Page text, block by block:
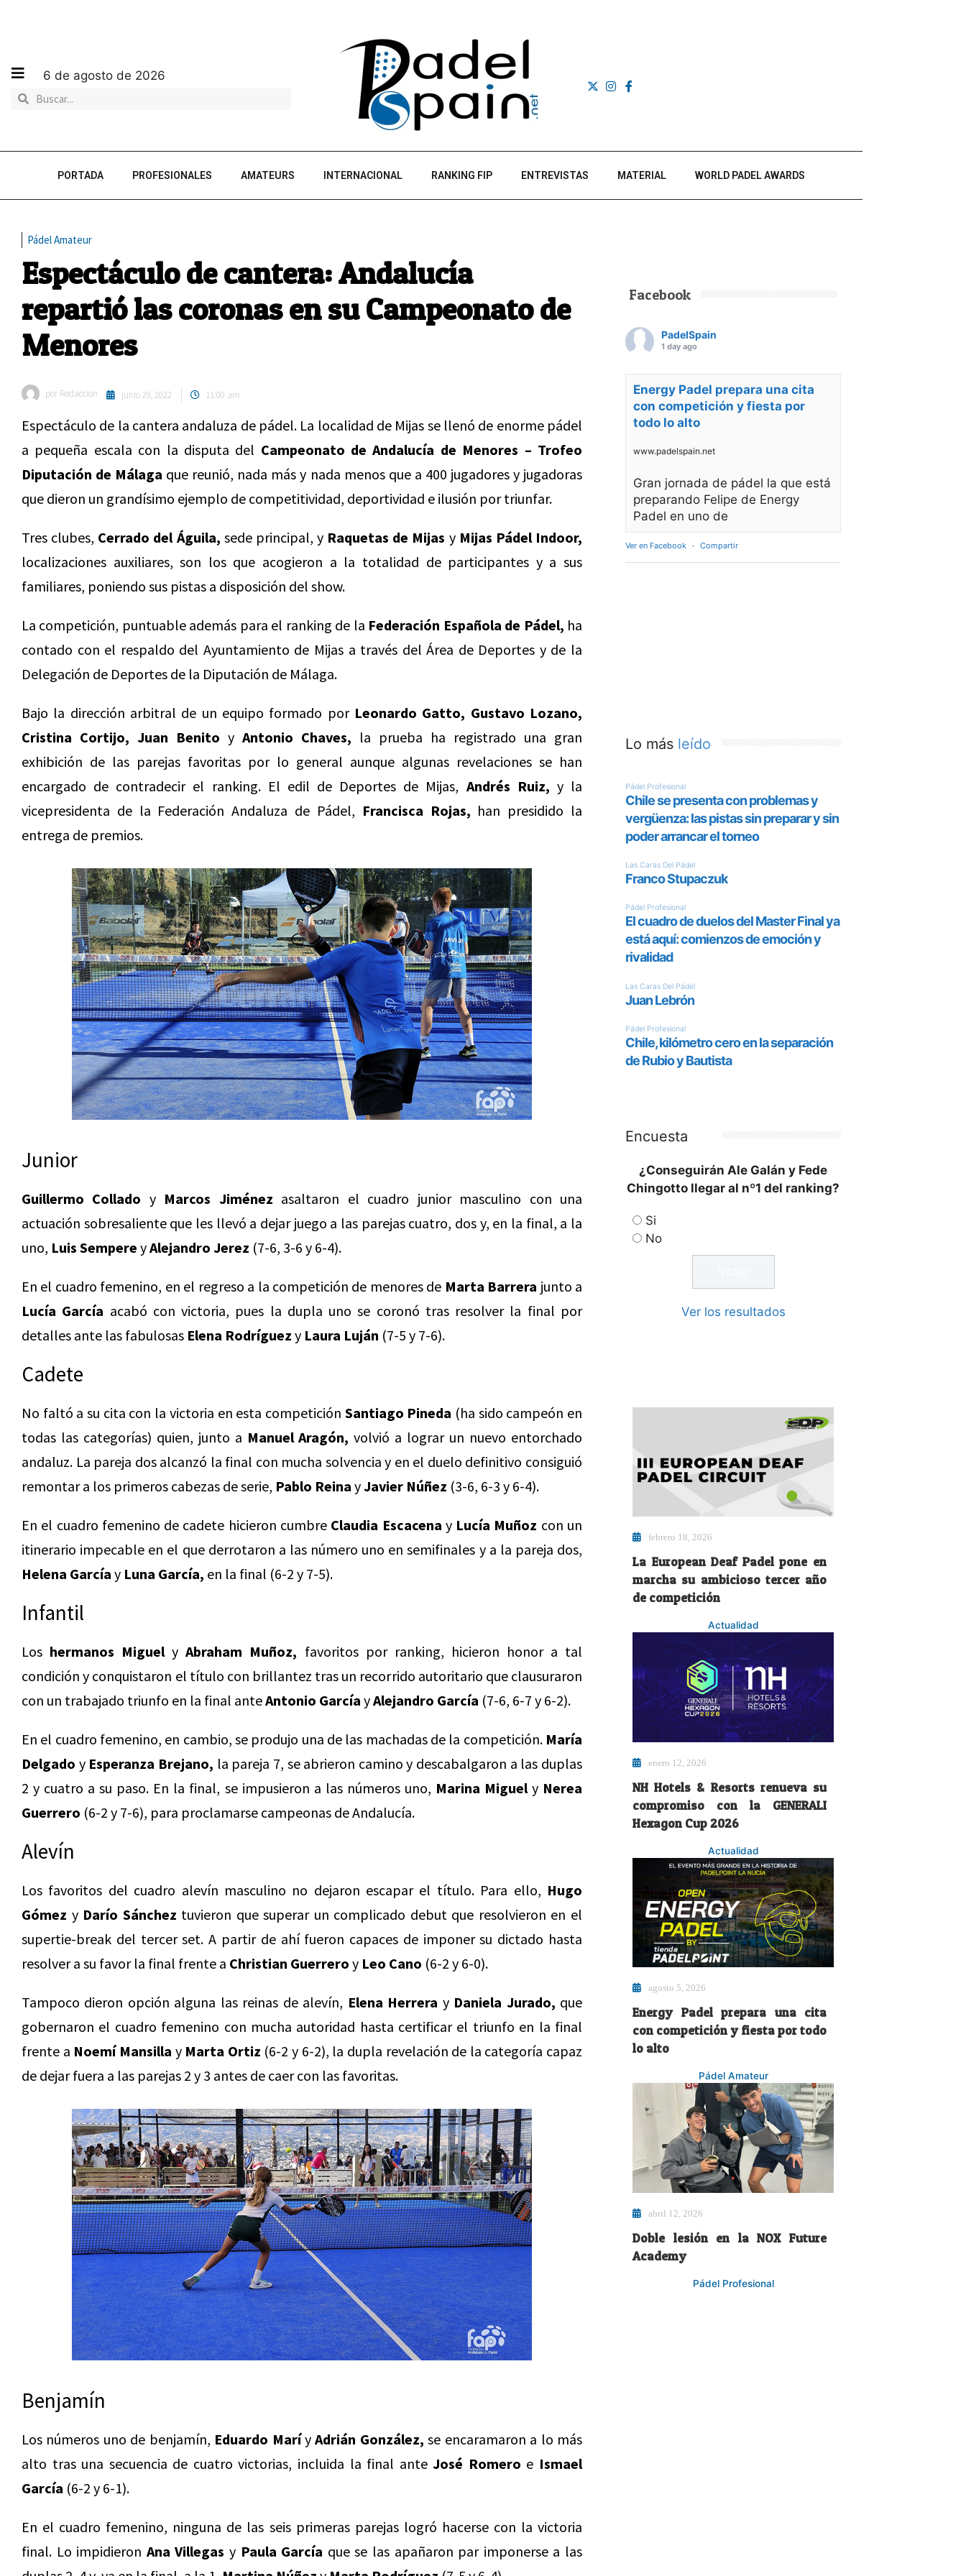
6 de agosto de 2026
PORTADA PROFESIONALES AMATEURS INTERNACIONAL RANKING FIP ENTREVISTAS MATERIAL WORLD PADEL AWARDS
Pádel Amateur
Espectáculo de cantera: Andalucía
repartió las coronas en su Campeonato de
Menores
por Redaccion junio 29, 2022 11:00 am
Espectáculo de la cantera andaluza de pádel. La localidad de Mijas se llenó de enorme pádel
a pequeña escala con la disputa del Campeonato de Andalucía de Menores – Trofeo
Diputación de Málaga que reunió, nada más y nada menos que a 400 jugadores y jugadoras
que dieron un grandísimo ejemplo de competitividad, deportividad e ilusión por triunfar.
Tres clubes, Cerrado del Águila, sede principal, y Raquetas de Mijas y Mijas Pádel Indoor,
localizaciones auxiliares, son los que acogieron a la totalidad de participantes y a sus
familiares, poniendo sus pistas a disposición del show.
La competición, puntuable además para el ranking de la Federación Española de Pádel, ha
contado con el respaldo del Ayuntamiento de Mijas a través del Área de Deportes y de la
Delegación de Deportes de la Diputación de Málaga.
Bajo la dirección arbitral de un equipo formado por Leonardo Gatto, Gustavo Lozano,
Cristina Cortijo, Juan Benito y Antonio Chaves, la prueba ha registrado una gran
exhibición de las parejas favoritas por lo general aunque algunas revelaciones se han
encargado de contradecir el ranking. El edil de Deportes de Mijas, Andrés Ruiz, y la
vicepresidenta de la Federación Andaluza de Pádel, Francisca Rojas, han presidido la
entrega de premios.
Junior
Guillermo Collado y Marcos Jiménez asaltaron el cuadro junior masculino con una
actuación sobresaliente que les llevó a dejar juego a las parejas cuatro, dos y, en la final, a la
uno, Luis Sempere yAlejandro Jerez (7-6, 3-6 y 6-4).
En el cuadro femenino, en el regreso a la competición de menores de Marta Barrera junto a
Lucía García acabó con victoria, pues la dupla uno se coronó tras resolver la final por
detalles ante las fabulosas Elena Rodríguez y Laura Luján (7-5 y 7-6).
Cadete
No faltó a su cita con la victoria en esta competición Santiago Pineda (ha sido campeón en
todas las categorías) quien, junto a Manuel Aragón, volvió a lograr un nuevo entorchado
andaluz. La pareja dos alcanzó la final con mucha solvencia y en el duelo definitivo consiguió
remontar a los primeros cabezas de serie, Pablo Reina yJavier Núñez (3-6, 6-3 y 6-4).
En el cuadro femenino de cadete hicieron cumbre Claudia Escacena y Lucía Muñoz con un
itinerario impecable en el que derrotaron a las número uno en semifinales y a la pareja dos,
Helena García y Luna García, en la final (6-2 y 7-5).
Infantil
Los hermanos MiguelyAbraham Muñoz, favoritos por ranking, hicieron honor a tal
condición y conquistaron el título con brillantez tras un recorrido autoritario que clausuraron
con un trabajado triunfo en la final anteAntonio García yAlejandro García (7-6, 6-7 y 6-2).
En el cuadro femenino, en cambio, se produjo una de las machadas de la competición. María
Delgado y Esperanza Brejano, la pareja 7, se abrieron camino y descabalgaron a las duplas
2 y cuatro a su paso. En la final, se impusieron a las números uno, Marina Miguely Nerea
Guerrero (6-2 y 7-6), para proclamarse campeonas de Andalucía.
Alevín
Los favoritos del cuadro alevín masculino no dejaron escapar el título. Para ello, Hugo
Gómez y Darío Sánchez tuvieron que superar un complicado debut que resolvieron en el
supertie-break del tercer set. A partir de ahí fueron capaces de imponer su dictado hasta
resolver a su favor la final frente a Christian Guerrero y Leo Cano (6-2 y 6-0).
Tampoco dieron opción alguna las reinas de alevín, Elena Herrera y Daniela Jurado, que
gobernaron el cuadro femenino con mucha autoridad hasta certificar el triunfo en la final
frente a Noemí Mansilla y Marta Ortiz (6-2 y 6-2), la dupla revelación de la categoría capaz
de dejar fuera a las parejas 2 y 3 antes de caer con las favoritas.
Benjamín
Los números uno de benjamín, Eduardo MaríyAdrián González, se encaramaron a lo más
alto tras una secuencia de cuatro victorias, incluida la final anteJosé Romero e Ismael
García (6-2 y 6-1).
En el cuadro femenino, ninguna de las seis primeras parejas logró hacerse con la victoria
final. Lo impidieron Ana Villegas y Paula García que se las apañaron par imponerse a las
Facebook
PadelSpain
1 day ago
Energy Padel prepara una cita
con competición y fiesta por
todo lo alto
www.padelspain.net
Gran jornada de pádel la que está
preparando Felipe de Energy
Padel en uno de
Ver en Facebook · Compartir
Lo más leído
Encuesta
¿Conseguirán Ale Galán y Fede
Chingotto llegar al nº1 del ranking?
Si
No
Ver los resultados
febrero 18, 2026
La European Deaf Padel pone en
marcha su ambicioso tercer año
de competición
Actualidad
enero 12, 2026
NH Hotels & Resorts renueva su
compromiso con la GENERALI
Hexagon Cup 2026
Actualidad
agosto 5, 2026
Energy Padel prepara una cita
con competición y fiesta por todo
lo alto
Pádel Amateur
abril 12, 2026
Doble lesión en la NOX Future
Academy
Pádel Profesional